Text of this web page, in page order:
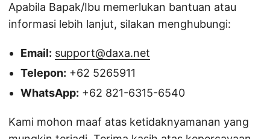
Apabila Bapak/Ibu memerlukan bantuan atau
informasi lebih lanjut, silakan menghubungi:
Email: support@daxa.net
Telepon: +62 5265911
WhatsApp: +62 821-6315-6540
Kami mohon maaf atas ketidaknyamanan yang